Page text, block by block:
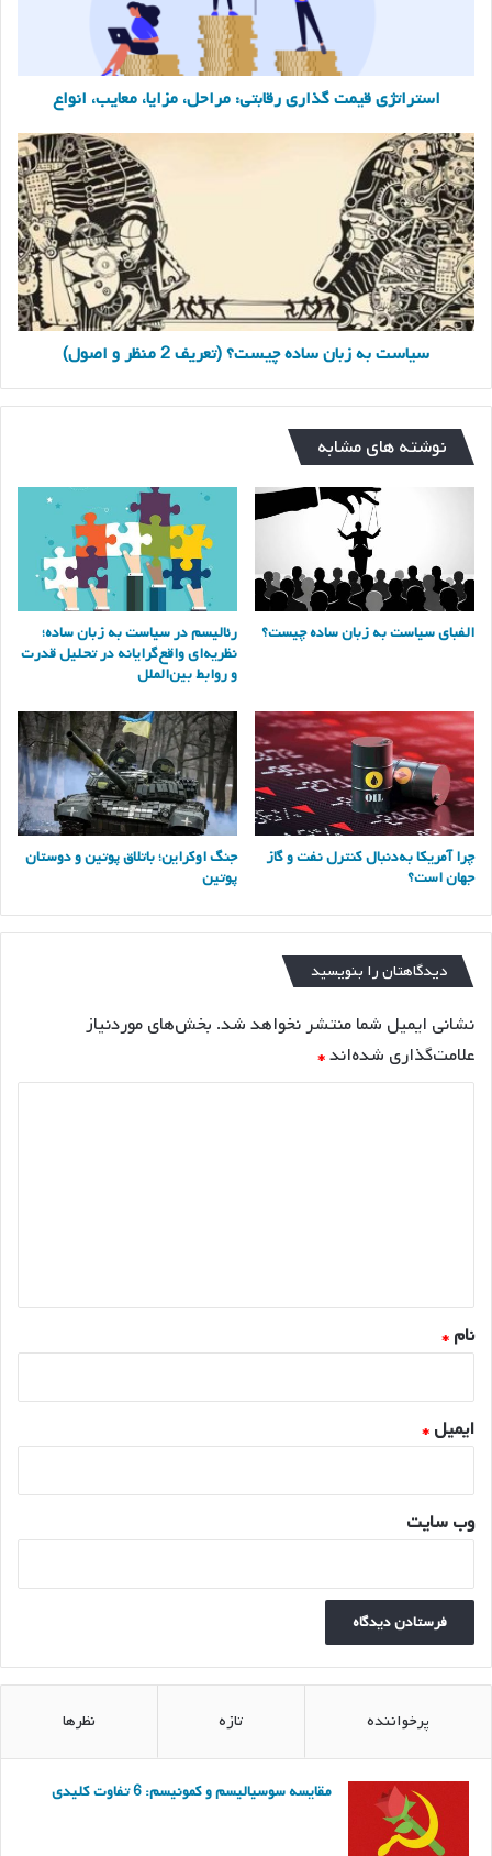
استراتژی قیمت گذاری رقابتی: مراحل، مزایا، معایب، انواع
سیاست
به
زبان
ساده
چیست؟
(تعریف
2
منظر
و
اصول)
سیاست به زبان ساده چیست؟ (تعریف 2 منظر و اصول)
نوشته های مشابه
الفبای سیاست به زبان ساده چیست؟
رئالیسم در سیاست به زبان ساده؛
نظریه‌ای واقع‌گرایانه در تحلیل قدرت
و روابط بین‌الملل
چرا آمریکا به‌دنبال کنترل نفت و گاز
جهان است؟
جنگ اوکراین؛ باتلاق پوتین و دوستان
پوتین
دیدگاهتان را بنویسید
نشانی ایمیل شما منتشر نخواهد شد. بخش‌های موردنیاز
علامت‌گذاری شده‌اند*
نام*
ایمیل*
وب‌ سایت
پرخواننده تازه نظرها
مقایسه سوسیالیسم و کمونیسم: 6 تفاوت کلیدی